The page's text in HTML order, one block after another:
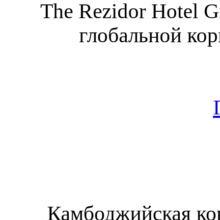
The Rezidor Hotel
глобальной
Камбоджийская